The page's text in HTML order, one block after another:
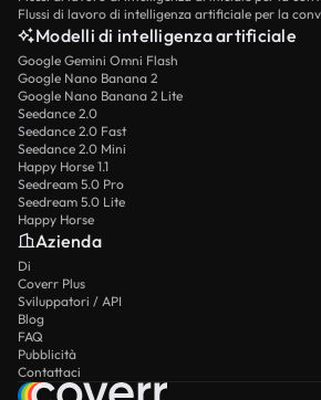
Modelli di intelligenza artificiale
Google Gemini Omni Flash
Google Nano Banana 2
Google Nano Banana 2 Lite
Seedance 2.0
Seedance 2.0 Fast
Seedance 2.0 Mini
Happy Horse 1.1
Seedream 5.0 Pro
Seedream 5.0 Lite
Happy Horse
Azienda
Di
Coverr Plus
Sviluppatori / API
Blog
FAQ
Pubblicità
Contattaci